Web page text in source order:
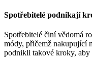
Spotřebitelé podnikají
Spotřebitelé činí vědomá
módy, přičemž nakupující
podnikli takové kroky,